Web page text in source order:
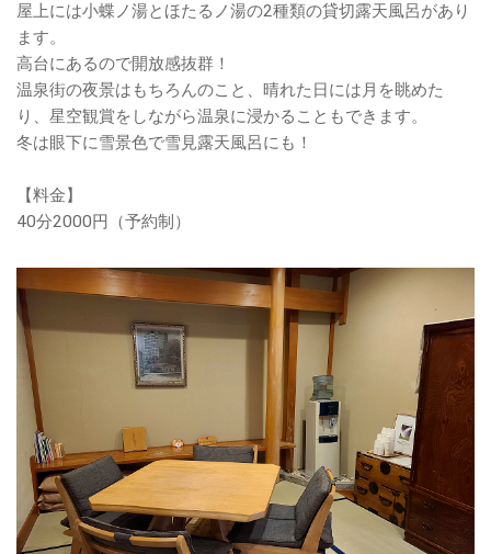
屋上には小蝶ノ湯とほたるノ湯の2種類の貸切露天風呂があり
ます。
高台にあるので開放感抜群！
温泉街の夜景はもちろんのこと、晴れた日には月を眺めた
り、星空観賞をしながら温泉に浸かることもできます。
冬は眼下に雪景色で雪見露天風呂にも！
【料金】
40分2000円（予約制）